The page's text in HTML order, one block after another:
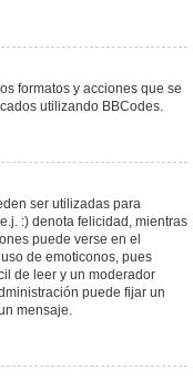
formatos y acciones que se
utilizando BBCodes.
ser utilizadas para
:) denota felicidad, mientras
puede verse en el
de emoticonos, pues
de leer y un moderador
puede fijar un
mensaje.